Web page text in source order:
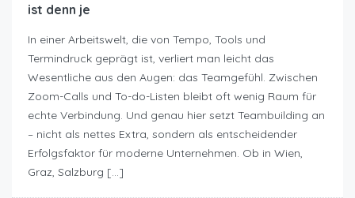
ist denn je
In einer Arbeitswelt, die von Tempo, Tools und
Termindruck geprägt ist, verliert man leicht das
Wesentliche aus den Augen: das Teamgefühl. Zwischen
Zoom-Calls und To-do-Listen bleibt oft wenig Raum für
echte Verbindung. Und genau hier setzt Teambuilding an
– nicht als nettes Extra, sondern als entscheidender
Erfolgsfaktor für moderne Unternehmen. Ob in Wien,
Graz, Salzburg […]